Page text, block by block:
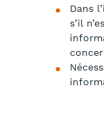
Dans
s’il